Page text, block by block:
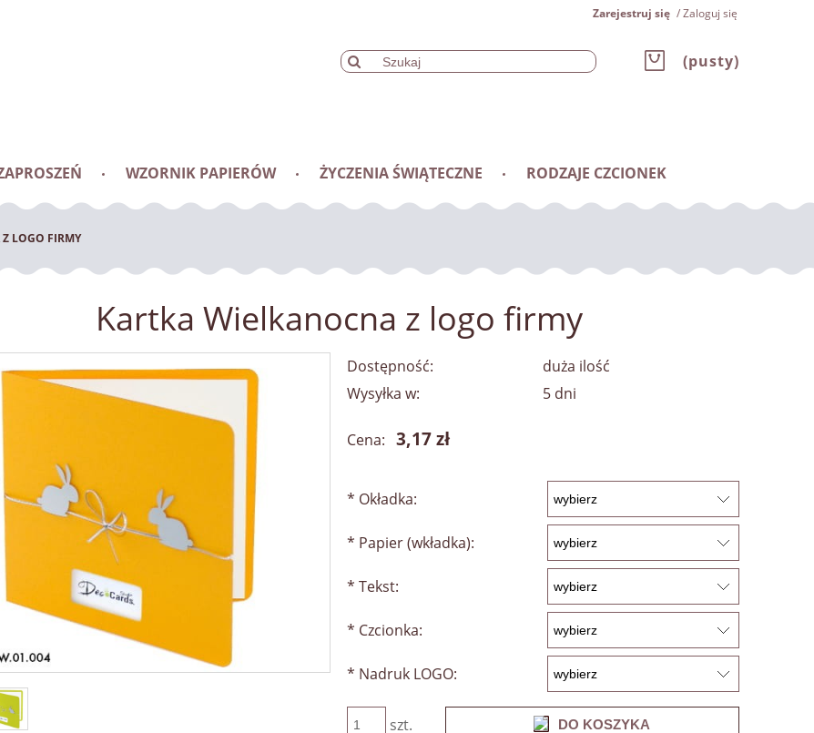
Zarejestruj się Zaloguj się
(pusty)
WZORNIK PAPIERÓW ŻYCZENIA ŚWIĄTECZNE
RODZAJE CZCIONEK
LOGO FIRMY
Kartka Wielkanocna z logo firmy
Dostępność:
duża ilość
Wysyłka w:
5 dni
Cena: 3,17 zł
* Okładka:
* Papier (wkładka):
* Tekst:
* Czcionka:
* Nadruk LOGO:
szt. DO KOSZYKA